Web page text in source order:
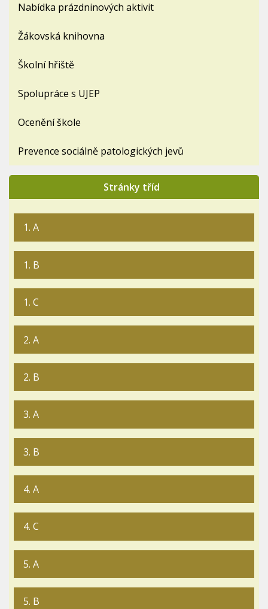
Nabídka prázdninových aktivit
Žákovská knihovna
Školní hřiště
Spolupráce s UJEP
Ocenění škole
Prevence sociálně patologických jevů
Stránky tříd
1. A
1. B
1. C
2. A
2. B
3. A
3. B
4. A
4. C
5. A
5. B